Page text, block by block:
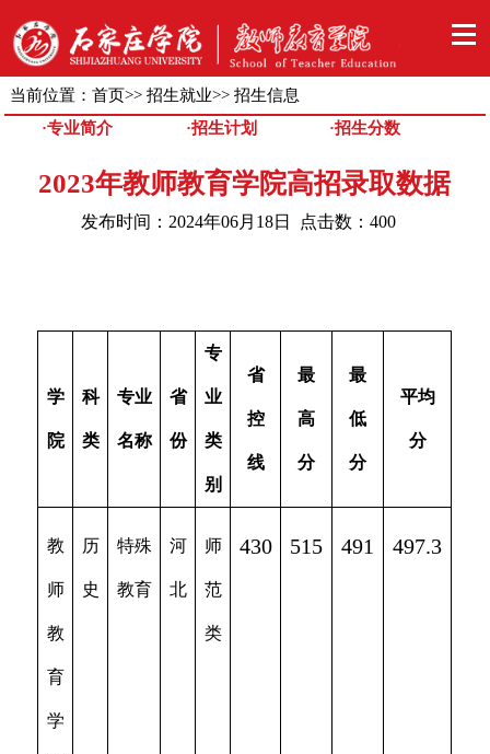
当前位置：首页>>招生就业>>招生信息
·专业简介
·招生计划 ·招生分数
2023年教师教育学院高招录取数据
发布时间：2024年06月18日 点击数： 400
学
院
科
类
专业
名称
省
份
专
业
类
别
省
控
线
最
高
分
最
低
分
平均
分
教
师
教
育
学
历
史
特殊
教育
河
北
师
范
类
430 515 491 497.3